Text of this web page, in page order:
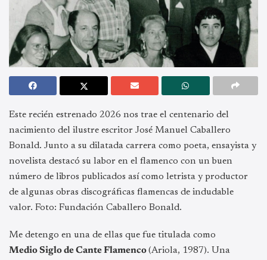
Este recién estrenado 2026 nos trae el centenario del
nacimiento del ilustre escritor José Manuel Caballero
Bonald. Junto a su dilatada carrera como poeta, ensayista y
novelista destacó su labor en el flamenco con un buen
número de libros publicados así como letrista y productor
de algunas obras discográficas flamencas de indudable
valor. Foto: Fundación Caballero Bonald.
Me detengo en una de ellas que fue titulada como
Medio Siglo de Cante Flamenco(Ariola, 1987). Una